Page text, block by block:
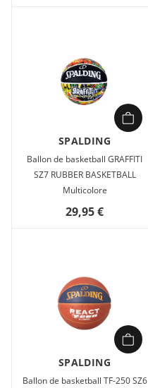
SPALDING
Ballon de basketball GRAFFITI
SZ7 RUBBER BASKETBALL
Multicolore
29,95 €
SPALDING
Ballon de basketball TF-250 SZ6